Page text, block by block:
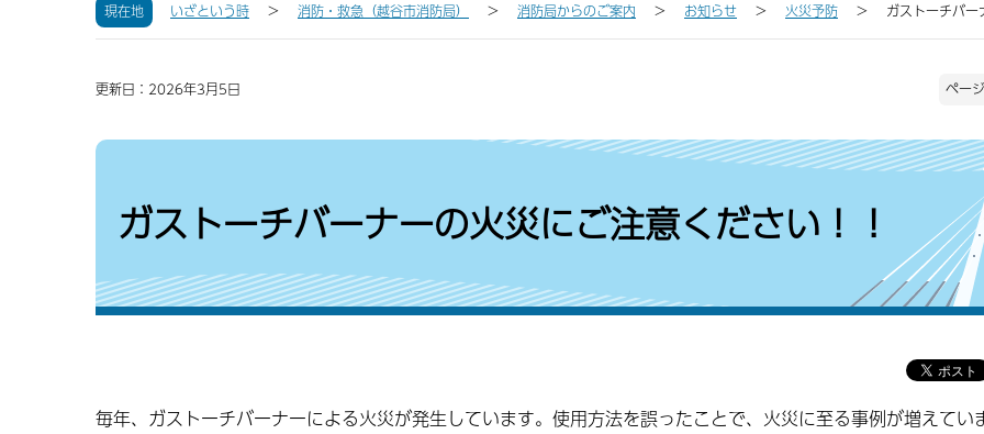
現在地 いざという時 消防・救急（越谷市消防局） 消防局からのご案内 お知らせ 火災予防 ガストーチバー
更新日：2026年3月5日 ペー
ガストーチバーナーの火災にご注意ください！！
毎年、ガストーチバーナーによる火災が発生しています。使用方法を誤ったことで、火災に至る事例が増えてい